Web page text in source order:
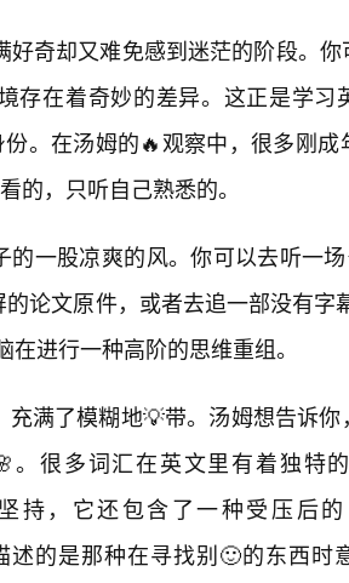
好奇却又难免感到迷茫的阶段。
存在着奇妙的差异。这正是学习
。在汤姆的🔥观察中，很多刚成
的，只听自己熟悉的。
一股凉爽的风。你可以去听一
论文原件，或者去追一部没有字
进行一种高阶的思维重组。
满了模糊地💡带。汤姆想告诉
。很多词汇在英文里有着独特
持，它还包含了一种受压后
述的是那种在寻找别🙂的东西时